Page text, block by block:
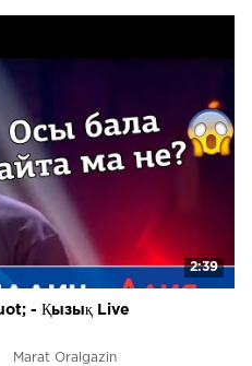
2:39
- Қызық Live
Marat Oralgazin